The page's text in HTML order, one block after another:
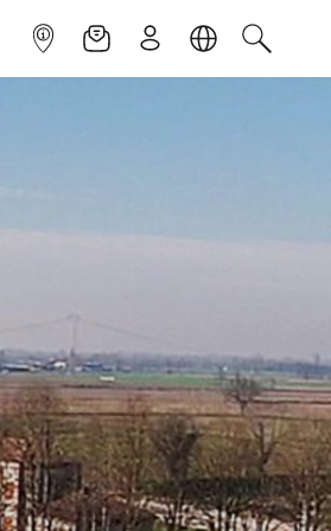
INFOPOINTNEWSLETTER
ISCRIVITILINGUACERCA